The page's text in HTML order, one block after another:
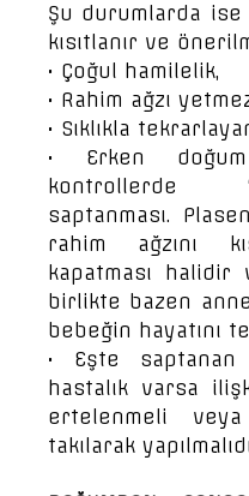
Şu durumlarda
kısıtlanır ve
• Çoğul hamilelik,
• Rahim ağzı
• Sıklıkla
• Erken
kontrollerde
saptanması.
rahim ağzını
kapatması halidir
birlikte bazen
bebeğin hayatını
• Eşte
hastalık varsa
ertelenmeli
takılarak